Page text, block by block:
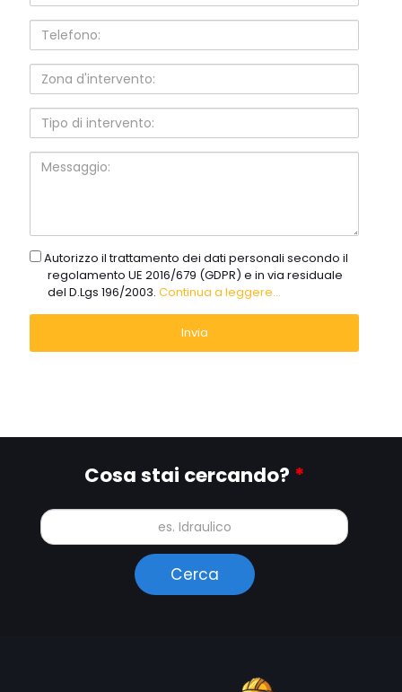
Telefono:
Zona
d'intervento:
Tipo
intervento:
Messaggio:
gdprAutorizzo il trattamento dei dati personali secondo il
regolamento UE 2016/679 (GDPR) e in via residuale
del D.Lgs 196/2003. Continua a leggere...
Cosa stai cercando? *